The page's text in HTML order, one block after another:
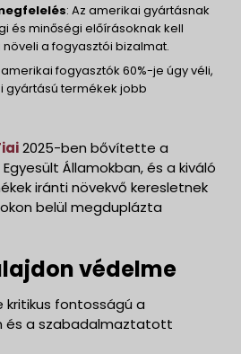
: Az amerikai gyártásnak
és minőségi előírásoknak kell
a fogyasztói bizalmat.
amerikai fogyasztók 60%-je úgy véli,
gyártású termékek jobb
2025-ben bővítette a
Államokban, és a kiváló
iránti növekvő keresletnek
belül megduplázta
védelme
kritikus fontosságú a
és a szabadalmaztatott